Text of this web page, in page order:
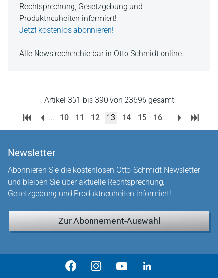
Rechtsprechung, Gesetzgebung und
Produktneuheiten informiert!
Jetzt kostenlos abonnieren!
Alle News recherchierbar in Otto Schmidt online.
Artikel 361 bis 390 von 23696 gesamt
...
10 11 12 13 14 15 16 ...
Newsletter
Abonnieren Sie die kostenlosen Otto-Schmidt-Newsletter
und bleiben Sie über aktuelle Rechtsprechung,
Gesetzgebung und Produktneuheiten informiert!
Zur Abonnement-Auswahl